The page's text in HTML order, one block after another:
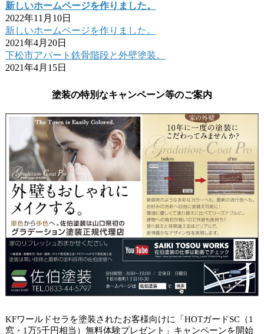
新しいホームページを作りました。
2022年11月10日
新しいホームページを作りました。
2021年4月20日
下松市アパート鉄骨階段と外壁塗装。
2021年4月15日
2021年4月9日
2021年4月6日
山口市アパート タイルクリヤー塗装。
塗装の特別なキャンペーン等のご案内
KFワールドセラを塗装されたお客様向けに「HOTガードSC（1
窓・1万5千円相当）無料体験プレゼント」キャンペーンを開始